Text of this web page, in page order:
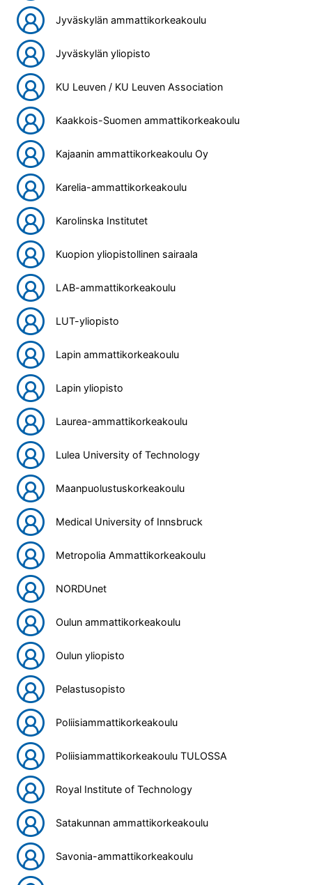
Jyväskylän ammattikorkeakoulu
Jyväskylän yliopisto
KU Leuven / KU Leuven Association
Kaakkois-Suomen ammattikorkeakoulu
Kajaanin ammattikorkeakoulu Oy
Karelia-ammattikorkeakoulu
Karolinska Institutet
Kuopion yliopistollinen sairaala
LAB-ammattikorkeakoulu
LUT-yliopisto
Lapin ammattikorkeakoulu
Lapin yliopisto
Laurea-ammattikorkeakoulu
Lulea University of Technology
Maanpuolustuskorkeakoulu
Medical University of Innsbruck
Metropolia Ammattikorkeakoulu
NORDUnet
Oulun ammattikorkeakoulu
Oulun yliopisto
Pelastusopisto
Poliisiammattikorkeakoulu
Poliisiammattikorkeakoulu TULOSSA
Royal Institute of Technology
Satakunnan ammattikorkeakoulu
Savonia-ammattikorkeakoulu